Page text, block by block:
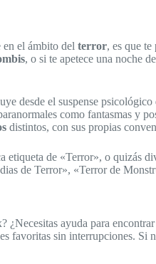
el ámbito del terror, es que
, o si te apetece una noche
desde el suspense
como fantasmas y
distintos, con sus propias
etiqueta de «Terror», o quizás
de Terror», «Terror de
ayuda para
favoritas sin interrupciones. Si